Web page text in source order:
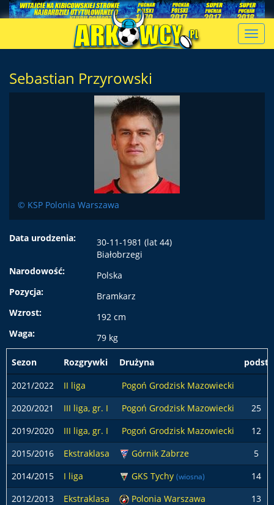
Sebastian Przyrowski
© KSP Polonia Warszawa
Data urodzenia:
30-11-1981 (lat 44)
Białobrzegi
Narodowość:
Polska
Pozycja:
Bramkarz
Wzrost:
192 cm
Waga:
79 kg
Sezon Rozgrywki Drużyna
podst
2021/2022
II liga
Pogoń Grodzisk Mazowiecki
2020/2021
III liga, gr. I Pogoń Grodzisk Mazowiecki
25
2019/2020
III liga, gr. I Pogoń Grodzisk Mazowiecki
12
2015/2016
Ekstraklasa Górnik Zabrze
5
2014/2015
I liga GKS Tychy (wiosna)
14
2012/2013
Ekstraklasa Polonia Warszawa
13